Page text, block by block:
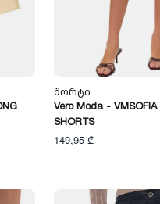
Შორტი
Vero Moda -
SHORTS
149,95 ₾